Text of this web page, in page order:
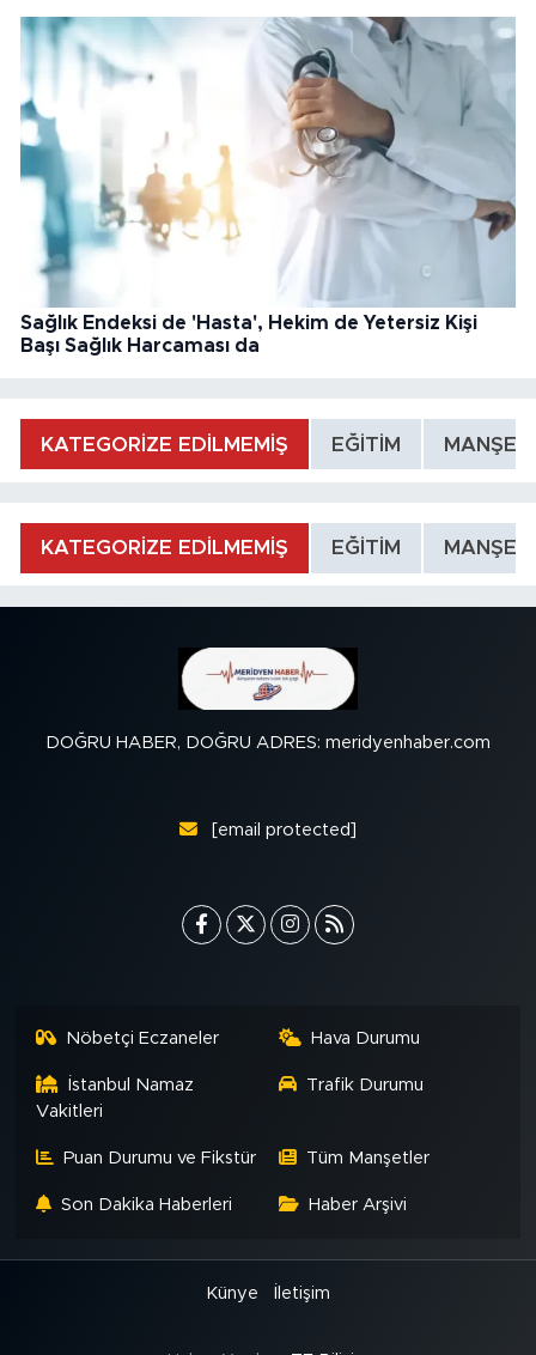
Sağlık Endeksi de 'Hasta', Hekim de Yetersiz Kişi
Başı Sağlık Harcaması da
KATEGORİZE EDİLMEMİŞ EĞİTİM MANŞET
KATEGORİZE EDİLMEMİŞ EĞİTİM MANŞET
DOĞRU HABER, DOĞRU ADRES: meridyenhaber.com
[email protected]
Nöbetçi Eczaneler Hava Durumu
İstanbul Namaz
Vakitleri
Trafik Durumu
Puan Durumu ve Fikstür Tüm Manşetler
Son Dakika Haberleri Haber Arşivi
Künye İletişim